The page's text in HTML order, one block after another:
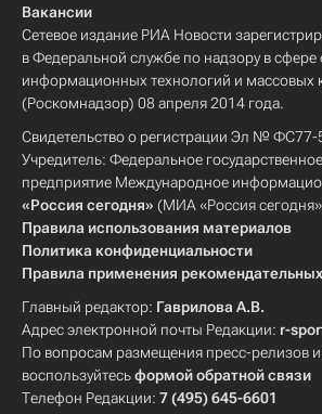
Вакансии
Сетевое издание РИА Новости
в Федеральной службе по надзору в сфере
информационных технологий и массовых
(Роскомнадзор) 08 апреля 2014 года.
Свидетельство о регистрации Эл № ФС77-
Учредитель: Федеральное
предприятие Международное
«Россия сегодня» (МИА «Россия
Правила использования материалов
Политика конфиденциальности
Правила применения
Главный редактор: Гаврилова А.В.
Адрес электронной почты Редакции: r-
По вопросам размещения пресс-релизов
воспользуйтесьформой обратной связи
Телефон Редакции: 7 (495) 645-6601